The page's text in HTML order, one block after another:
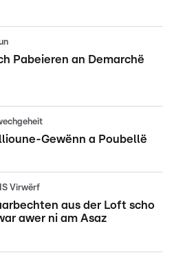
Pabeieren an Demarchë
Gewënn a Poubellë
Virwërf
aus der Loft scho
awer ni am Asaz